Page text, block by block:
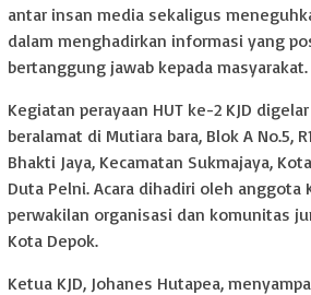
antar insan media sekaligus
dalam menghadirkan informasi yang
bertanggung jawab kepada masyarakat.
Kegiatan perayaan HUT ke-2 KJD
beralamat di Mutiara bara, Blok A No.5,
Bhakti Jaya, Kecamatan Sukmajaya,
Duta Pelni. Acara dihadiri oleh anggota
perwakilan organisasi dan komunitas
Kota Depok.
Ketua KJD, Johanes Hutapea,